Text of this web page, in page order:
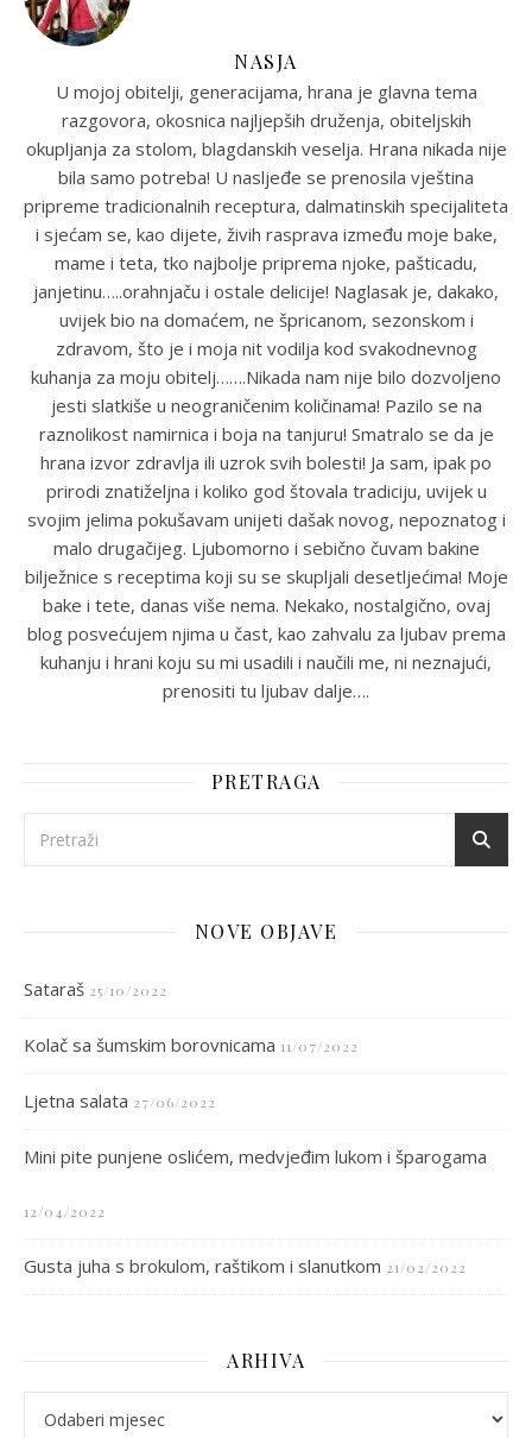
NASJA
U mojoj obitelji, generacijama, hrana je glavna tema
razgovora, okosnica najljepših druženja, obiteljskih
okupljanja za stolom, blagdanskih veselja. Hrana nikada nije
bila samo potreba! U nasljeđe se prenosila vještina
pripreme tradicionalnih receptura, dalmatinskih specijaliteta
i sjećam se, kao dijete, živih rasprava između moje bake,
mame i teta, tko najbolje priprema njoke, pašticadu,
janjetinu…..orahnjaču i ostale delicije! Naglasak je, dakako,
uvijek bio na domaćem, ne špricanom, sezonskom i
zdravom, što je i moja nit vodilja kod svakodnevnog
kuhanja za moju obitelj…….Nikada nam nije bilo dozvoljeno
jesti slatkiše u neograničenim količinama! Pazilo se na
raznolikost namirnica i boja na tanjuru! Smatralo se da je
hrana izvor zdravlja ili uzrok svih bolesti! Ja sam, ipak po
prirodi znatiželjna i koliko god štovala tradiciju, uvijek u
svojim jelima pokušavam unijeti dašak novog, nepoznatog i
malo drugačijeg. Ljubomorno i sebično čuvam bakine
bilježnice s receptima koji su se skupljali desetljećima! Moje
bake i tete, danas više nema. Nekako, nostalgično, ovaj
blog posvećujem njima u čast, kao zahvalu za ljubav prema
kuhanju i hrani koju su mi usadili i naučili me, ni neznajući,
prenositi tu ljubav dalje….
PRETRAGA
NOVE OBJAVE
Sataraš 25/10/2022
Kolač sa šumskim borovnicama 11/07/2022
Ljetna salata 27/06/2022
Mini pite punjene oslićem, medvjeđim lukom i šparogama
12/04/2022
Gusta juha s brokulom, raštikom i slanutkom 21/02/2022
ARHIVA